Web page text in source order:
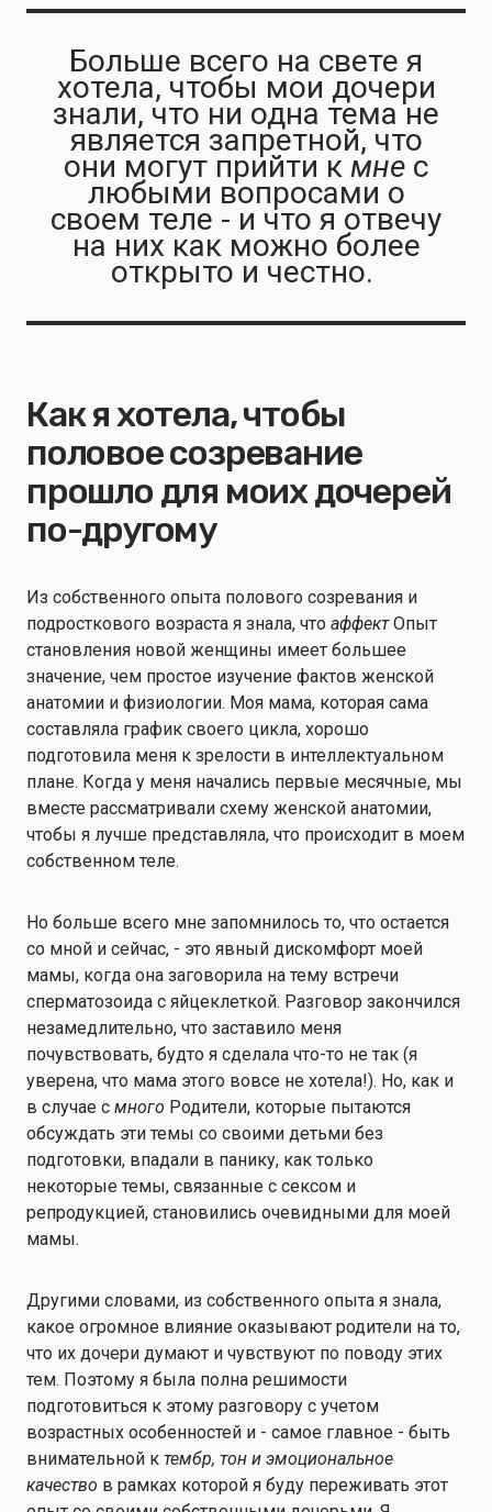
Больше всего на свете я
хотела, чтобы мои дочери
знали, что ни одна тема не
является запретной, что
они могут прийти к мне с
любыми вопросами о
своем теле - и что я отвечу
на них как можно более
открыто и честно.
Как я хотела, чтобы
половое созревание
прошло для моих дочерей
по-другому
Из собственного опыта полового созревания и
подросткового возраста я знала, что аффектОпыт
становления новой женщины имеет большее
значение, чем простое изучение фактов женской
анатомии и физиологии. Моя мама, которая сама
составляла график своего цикла, хорошо
подготовила меня к зрелости в интеллектуальном
плане. Когда у меня начались первые месячные, мы
вместе рассматривали схему женской анатомии,
чтобы я лучше представляла, что происходит в моем
собственном теле.
Но больше всего мне запомнилось то, что остается
со мной и сейчас, - это явный дискомфорт моей
мамы, когда она заговорила на тему встречи
сперматозоида с яйцеклеткой. Разговор закончился
незамедлительно, что заставило меня
почувствовать, будто я сделала что-то не так (я
уверена, что мама этого вовсе не хотела!). Но, как и
в случае с много Родители, которые пытаются
обсуждать эти темы со своими детьми без
подготовки, впадали в панику, как только
некоторые темы, связанные с сексом и
репродукцией, становились очевидными для моей
мамы.
Другими словами, из собственного опыта я знала,
какое огромное влияние оказывают родители на то,
что их дочери думают и чувствуют по поводу этих
тем. Поэтому я была полна решимости
подготовиться к этому разговору с учетом
возрастных особенностей и - самое главное - быть
внимательной к тембр, тон и эмоциональное
качество в рамках которой я буду переживать этот